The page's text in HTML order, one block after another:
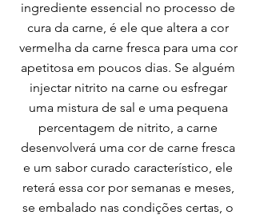
ingrediente essencial no processo de
cura da carne, é ele que altera a cor
vermelha da carne fresca para uma cor
apetitosa em poucos dias. Se alguém
injectar nitrito na carne ou esfregar
uma mistura de sal e uma pequena
percentagem de nitrito, a carne
desenvolverá uma cor de carne fresca
e um sabor curado característico, ele
reterá essa cor por semanas e meses,
se embalado nas condições certas, o